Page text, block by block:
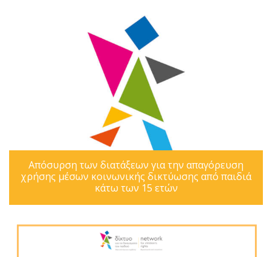
Απόσυρση των διατάξεων για την απαγόρευση
χρήσης μέσων κοινωνικής δικτύωσης από παιδιά
κάτω των 15 ετών